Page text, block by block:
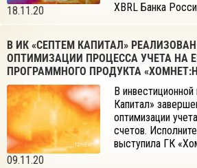
18.11.20
XBRL Банка
В ИК «СЕПТЕМ КАПИТАЛ»
ОПТИМИЗАЦИИ ПРОЦЕССА УЧЕТА НА
ПРОГРАММНОГО ПРОДУКТА
09.11.20
В
Капитал»
оптимизации
счетов.
выступила ГК